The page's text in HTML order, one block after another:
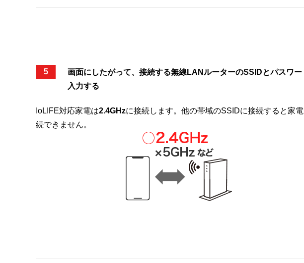
5
画面にしたがって、接続する無線LANルーターのSSIDとパスワー
入力する
IoLIFE対応家電は2.4GHzに接続します。他の帯域のSSIDに接続すると家
続できません。